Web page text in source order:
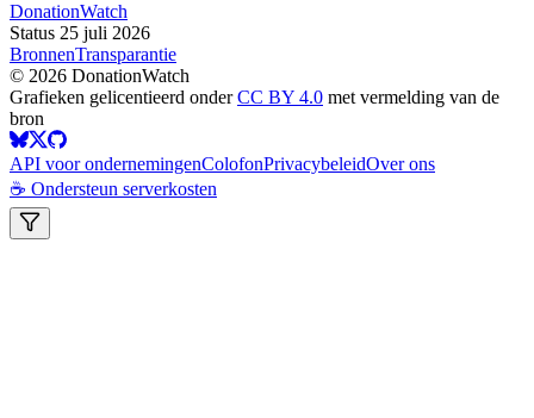
DonationWatch
Status 25 juli 2026
BronnenTransparantie
© 2026 DonationWatch
Grafieken gelicentieerd onderCC BY 4.0 met vermelding van de
bron
API voor ondernemingenColofonPrivacybeleidOver ons
☕ Ondersteun serverkosten